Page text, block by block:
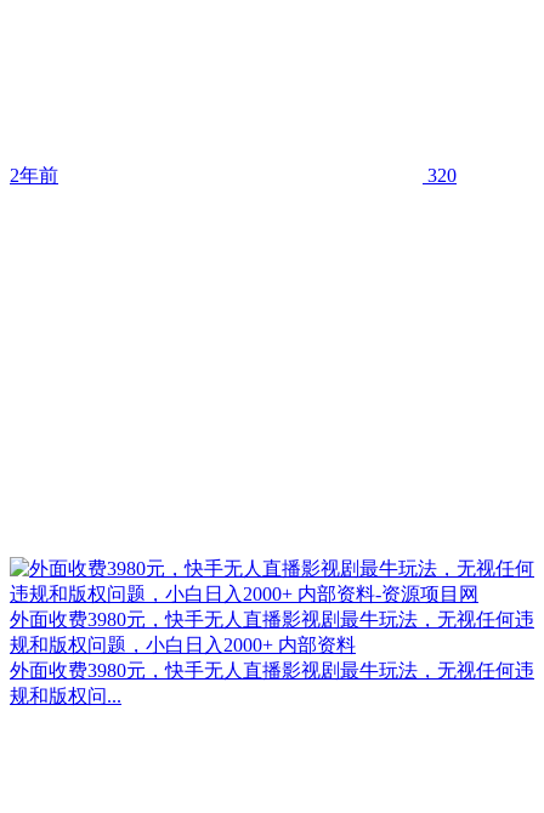
2年前 320
外面收费3980元，快手无人直播影视剧最牛玩法，无视任何违
规和版权问题，小白日入2000+ 内部资料
外面收费3980元，快手无人直播影视剧最牛玩法，无视任何违
规和版权问...